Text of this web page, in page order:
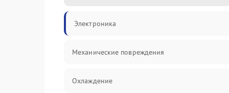
Электроника
Механические повреждения
Охлаждение